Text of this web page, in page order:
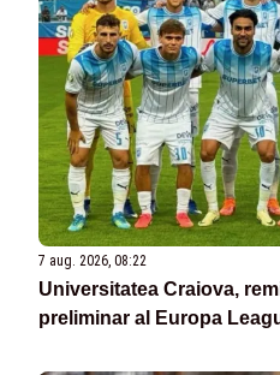
7 aug. 2026, 08:22
Universitatea Craiova,
preliminar al Europa